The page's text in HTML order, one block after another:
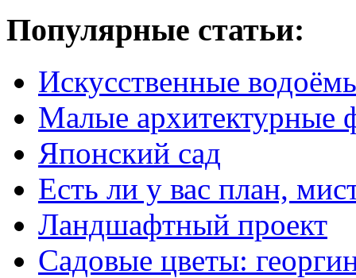
Популярные статьи:
Искусственные
Малые архитектурные
Японский сад
Есть ли у вас план,
Ландшафтный проект
Садовые цветы: